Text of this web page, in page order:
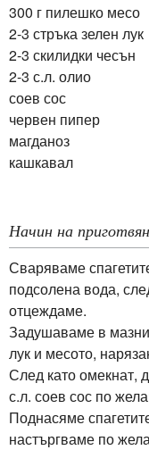
300 г пилешко месо
2-3 стръка зелен лук
2-3 скилидки чесън
2-3 с.л. олио
соев сос
червен пипер
магданоз
кашкавал
Начин на
Сваряваме
подсолена вода,
отцеждаме.
Задушаваме в
лук и месото,
След като омекнат,
с.л. соев сос по
Поднасяме
настъргваме по